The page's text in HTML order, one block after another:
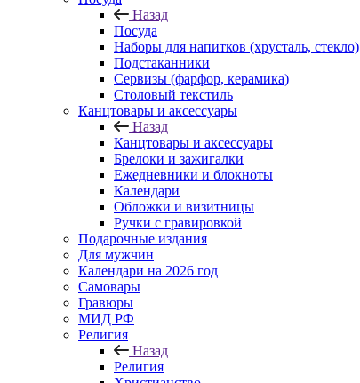
Назад
Посуда
Наборы для напитков (хрусталь, стекло)
Подстаканники
Сервизы (фарфор, керамика)
Столовый текстиль
Канцтовары и аксессуары
Назад
Канцтовары и аксессуары
Брелоки и зажигалки
Ежедневники и блокноты
Календари
Обложки и визитницы
Ручки с гравировкой
Подарочные издания
Для мужчин
Календари на 2026 год
Самовары
Гравюры
МИД РФ
Религия
Назад
Религия